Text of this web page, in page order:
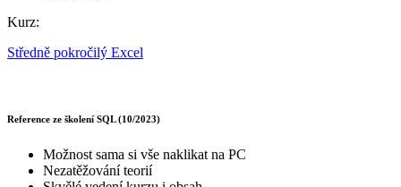
Kurz:
Středně pokročilý Excel
Reference ze školení SQL (10/2023)
Možnost sama si vše naklikat na PC
Nezatěžování teorií